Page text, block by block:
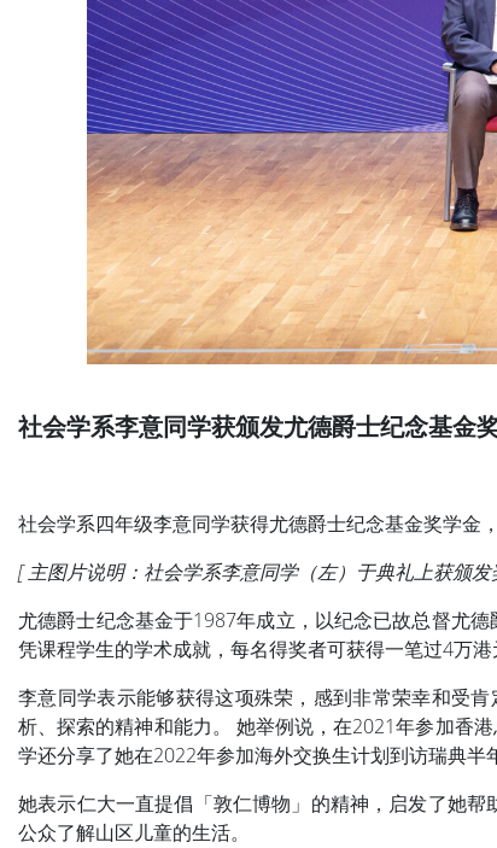
社会学系李意同学获颁发尤德爵士纪念基金
社会学系四年级李意同学获得尤德爵士纪念基金奖学金
[ 主图片说明：社会学系李意同学（左）于典礼上获颁发
尤德爵士纪念基金于1987年成立，以纪念已故总督尤
凭课程学生的学术成就，每名得奖者可获得一笔过4万港
李意同学表示能够获得这项殊荣，感到非常荣幸和受
析、探索的精神和能力。 她举例说，在2021年参加香
学还分享了她在2022年参加海外交换生计划到访瑞典半
她表示仁大一直提倡「敦仁博物」的精神，启发了她
公众了解山区儿童的生活。